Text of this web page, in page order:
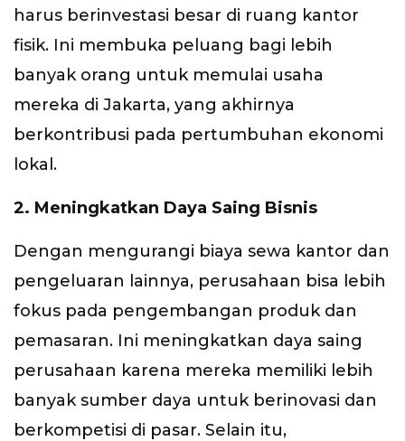
harus berinvestasi besar di ruang kantor
fisik. Ini membuka peluang bagi lebih
banyak orang untuk memulai usaha
mereka di Jakarta, yang akhirnya
berkontribusi pada pertumbuhan ekonomi
lokal.
2. Meningkatkan Daya Saing Bisnis
Dengan mengurangi biaya sewa kantor dan
pengeluaran lainnya, perusahaan bisa lebih
fokus pada pengembangan produk dan
pemasaran. Ini meningkatkan daya saing
perusahaan karena mereka memiliki lebih
banyak sumber daya untuk berinovasi dan
berkompetisi di pasar. Selain itu,